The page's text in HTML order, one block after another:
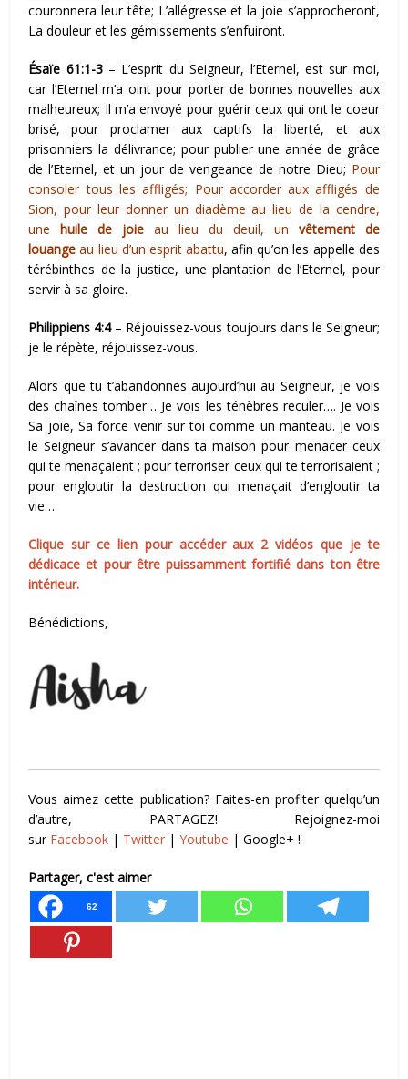
couronnera leur tête; L’allégresse et la joie s’approcheront,
La douleur et les gémissements s’enfuiront.
Ésaïe 61:1-3– L’esprit du Seigneur, l’Eternel, est sur moi,
car l’Eternel m’a oint pour porter de bonnes nouvelles aux
malheureux; Il m’a envoyé pour guérir ceux qui ont le coeur
brisé, pour proclamer aux captifs la liberté, et aux
prisonniers la délivrance; pour publier une année de grâce
de l’Eternel, et un jour de vengeance de notre Dieu; Pour
consoler tous les affligés; Pour accorder aux affligés de
Sion, pour leur donner un diadème au lieu de la cendre,
unehuile de joie au lieu du deuil, un vêtement de
louange au lieu d’un esprit abattu, afin qu’on les appelle des
térébinthes de la justice, une plantation de l’Eternel, pour
servir à sa gloire.
Philippiens 4:4– Réjouissez-vous toujours dans le Seigneur;
je le répète, réjouissez-vous.
Alors que tu t’abandonnes aujourd’hui au Seigneur, je vois
des chaînes tomber… Je vois les ténèbres reculer…. Je vois
Sa joie, Sa force venir sur toi comme un manteau. Je vois
le Seigneur s’avancer dans ta maison pour menacer ceux
qui te menaçaient ; pour terroriser ceux qui te terrorisaient ;
pour engloutir la destruction qui menaçait d’engloutir ta
vie…
Clique sur ce lien pour accéder aux 2 vidéos que je te
dédicace et pour être puissamment fortifié dans ton être
intérieur.
Bénédictions,
Vous aimez cette publication? Faites-en profiter quelqu’un
d’autre, PARTAGEZ! Rejoignez-moi
sur Facebook | Twitter |Youtube | Google+ !
Partager, c'est aimer
62